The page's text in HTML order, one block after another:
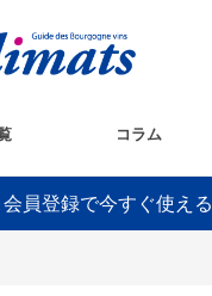
コラム
員登録で今すぐ使え